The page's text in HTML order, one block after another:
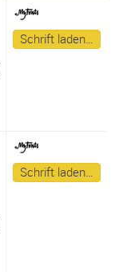
Schrift laden…
Schrift laden…